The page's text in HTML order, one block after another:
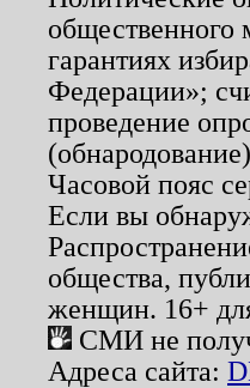
гарантиях
Федерации»;
проведение
Часовой пояс
Если вы
общества,
женщин. 16+
СМИ не
Адреса сайта: